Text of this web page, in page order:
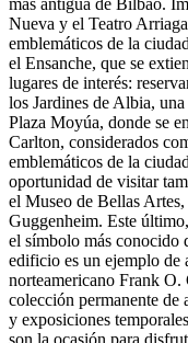
Nueva y el Teatro
emblemáticos de la
el Ensanche, que se
lugares de interés:
los Jardines de Albia,
Plaza Moyúa, donde se
Carlton, considerados
emblemáticos de la
oportunidad de visitar
el Museo de Bellas
Guggenheim. Este
el símbolo más conocido
edificio es un ejemplo de
norteamericano Frank O.
colección permanente de
y exposiciones
son la ocasión para